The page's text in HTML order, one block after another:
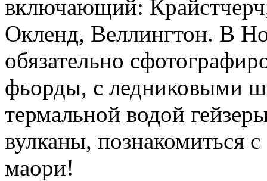
включающий:
Окленд, Веллингтон. В
обязательно
фьорды, с ледниковыми
термальной водой
вулканы, познакомиться
маори!